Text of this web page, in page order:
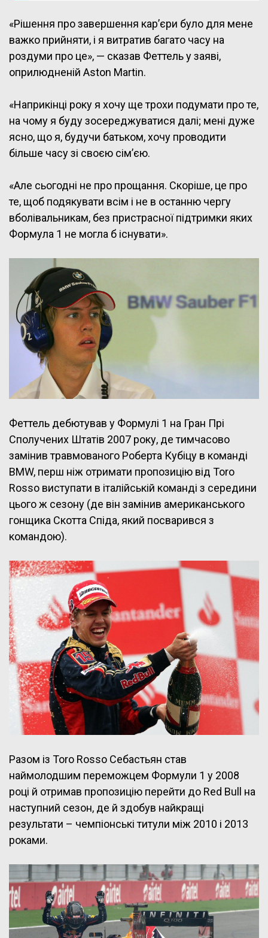
«Рішення про завершення кар’єри було для мене
важко прийняти, і я витратив багато часу на
роздуми про це», — сказав Феттель у заяві,
оприлюдненій Aston Martin.
«Наприкінці року я хочу ще трохи подумати про те,
на чому я буду зосереджуватися далі; мені дуже
ясно, що я, будучи батьком, хочу проводити
більше часу зі своєю сім’єю.
«Але сьогодні не про прощання. Скоріше, це про
те, щоб подякувати всім і не в останню чергу
вболівальникам, без пристрасної підтримки яких
Формула 1 не могла б існувати».
Феттель дебютував у Формулі 1 на Гран Прі
Сполучених Штатів 2007 року, де тимчасово
замінив травмованого Роберта Кубіцу в команді
BMW, перш ніж отримати пропозицію від Toro
Rosso виступати в італійській команді з середини
цього ж сезону (де він замінив американського
гонщика Скотта Спіда, який посварився з
командою).
Разом із Toro Rosso Себастьян став
наймолодшим переможцем Формули 1 у 2008
році й отримав пропозицію перейти до Red Bull на
наступний сезон, де й здобув найкращі
результати – чемпіонські титули між 2010 і 2013
роками.